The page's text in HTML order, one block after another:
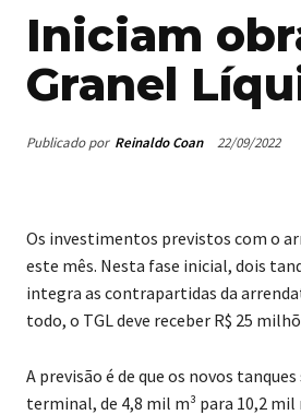
Iniciam
Granel
Publicado por Reinaldo Coan 22/09/2022
Os investimentos previstos com o
este mês. Nesta fase inicial, dois
integra as contrapartidas da
todo, o TGL deve receber R$ 25
A previsão é de que os novos
terminal, de 4,8 mil m³ para 10,2